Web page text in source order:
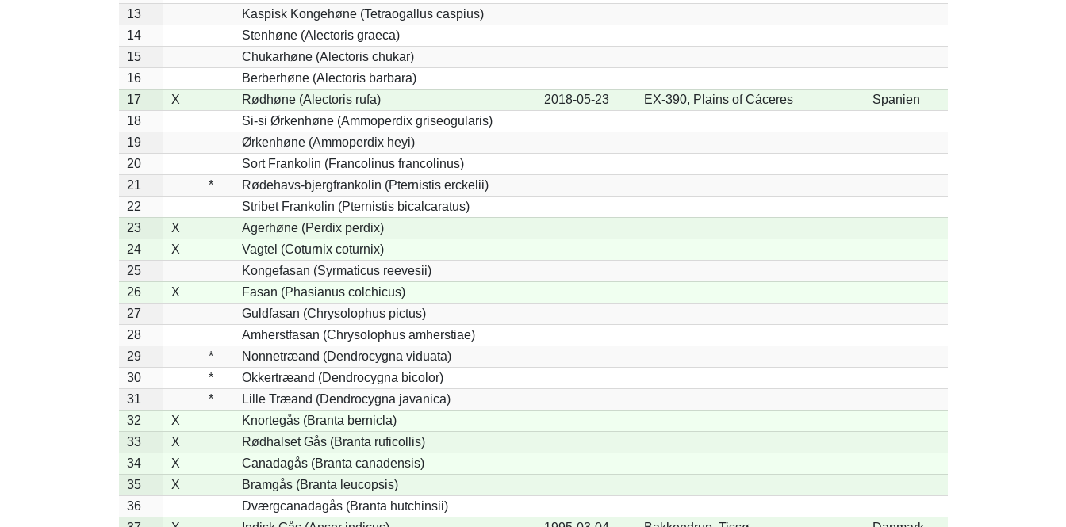
13
Kaspisk Kongehøne (Tetraogallus caspius)
14
Stenhøne (Alectoris graeca)
15
Chukarhøne (Alectoris chukar)
16
Berberhøne (Alectoris barbara)
17
X Rødhøne (Alectoris rufa) 2018-05-23 EX-390, Plains of Cáceres
Spanien
18
Si-si Ørkenhøne (Ammoperdix griseogularis)
19
Ørkenhøne (Ammoperdix heyi)
20
Sort Frankolin (Francolinus francolinus)
21
*
Rødehavs-bjergfrankolin (Pternistis erckelii)
22
Stribet Frankolin (Pternistis bicalcaratus)
23
X
Agerhøne (Perdix perdix)
24
X
Vagtel (Coturnix coturnix)
25
Kongefasan (Syrmaticus reevesii)
26
X
Fasan (Phasianus colchicus)
27
Guldfasan (Chrysolophus pictus)
28
Amherstfasan (Chrysolophus amherstiae)
29
*
Nonnetræand (Dendrocygna viduata)
30
*
Okkertræand (Dendrocygna bicolor)
31
*
Lille Træand (Dendrocygna javanica)
32
X
Knortegås (Branta bernicla)
33
X
Rødhalset Gås (Branta ruficollis)
34
X
Canadagås (Branta canadensis)
35
X
Bramgås (Branta leucopsis)
36
Dværgcanadagås (Branta hutchinsii)